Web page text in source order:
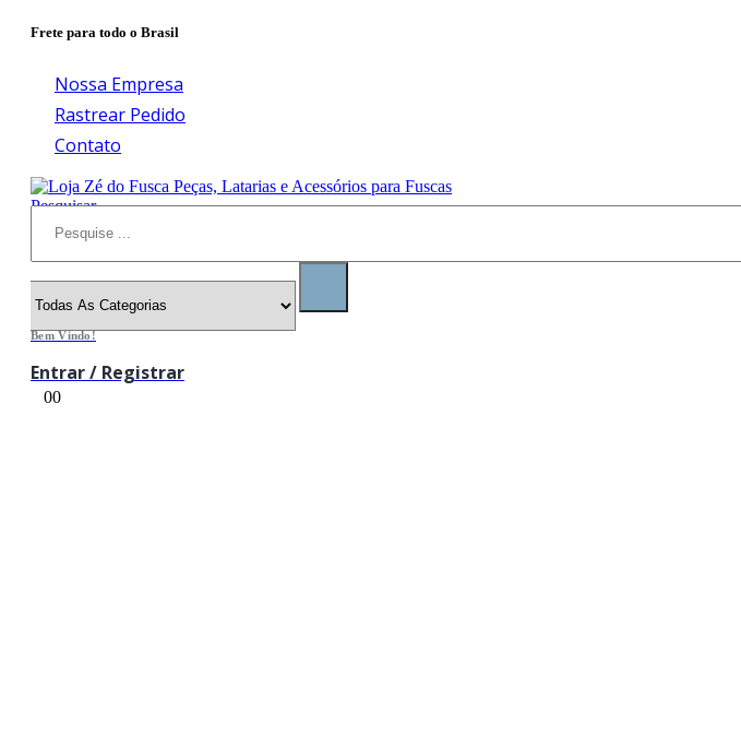
Frete para todo o Brasil
Nossa Empresa
Rastrear Pedido
Contato
Pesquisar
Bem Vindo!
Entrar / Registrar
00